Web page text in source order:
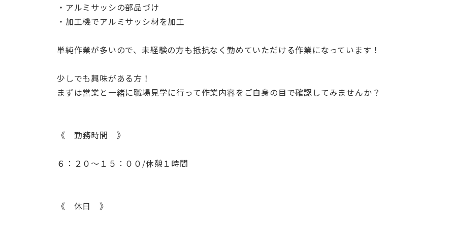
・アルミサッシの部品づけ
・加工機でアルミサッシ材を加工
単純作業が多いので、未経験の方も抵抗なく勤めていただける作業になっています！
少しでも興味がある方！
まずは営業と一緒に職場見学に行って作業内容をご自身の目で確認してみませんか？
《 勤務時間 》
６：２０～１５：００/休憩１時間
《 休日 》